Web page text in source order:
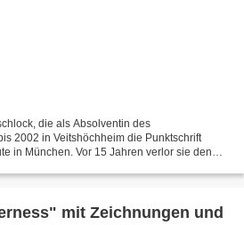
die als Absolventin des
2002 in Veitshöchheim die Punktschrift
in München. Vor 15 Jahren verlor sie den
mit Zeichnungen und